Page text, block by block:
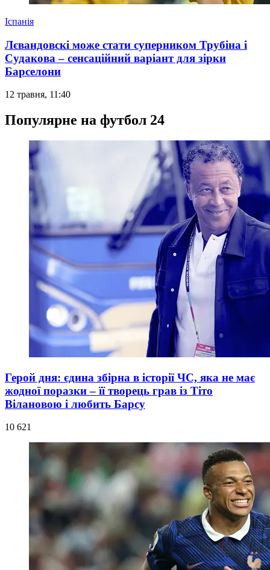
Іспанія
Лєвандовскі може стати суперником Трубіна і
Судакова – сенсаційний варіант для зірки
Барселони
12 травня, 11:40
Популярне на футбол 24
Герой дня: єдина збірна в історії ЧС, яка не має
жодної поразки – її творець грав із Тіто
Вілановою і любить Барсу
10 621